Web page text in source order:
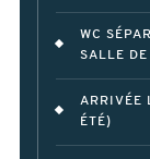
WC
SALLE
ARRIVÉE
ÉTÉ)